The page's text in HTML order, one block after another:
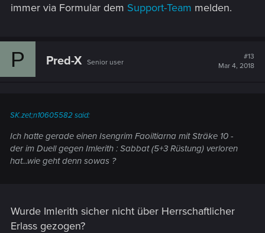
immer via Formular dem Support-Team melden.
P Pred-X Senior user
#13
Mar 4, 2018
SK.zet;n10605582 said:
Ich hatte gerade einen Isengrim Faoiltiarna mit Sträke 10 -
der im Duell gegen Imlerith : Sabbat (5+3 Rüstung) verloren
hat...wie geht denn sowas ?
Wurde Imlerith sicher nicht über Herrschaftlicher
Erlass gezogen?